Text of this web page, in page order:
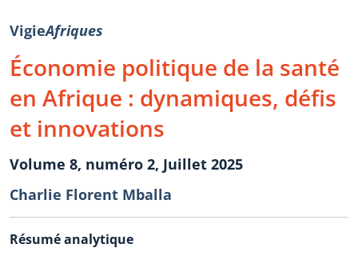
VigieAfriques
Économie politique de la santé
en Afrique : dynamiques, défis
et innovations
Volume 8, numéro 2, Juillet 2025
Charlie Florent Mballa
Résumé analytique